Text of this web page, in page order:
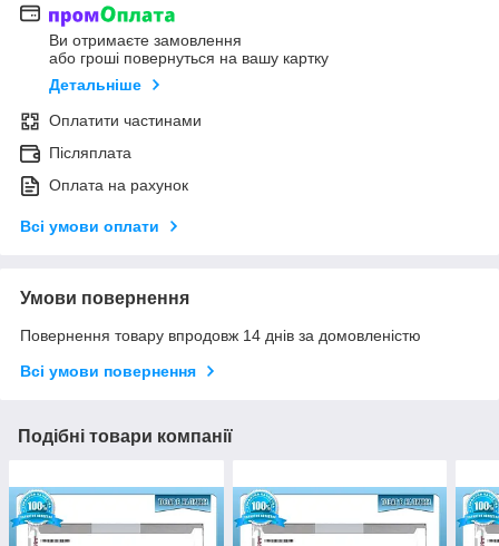
Ви отримаєте замовлення
або гроші повернуться на вашу картку
Детальніше
Оплатити частинами
Післяплата
Оплата на рахунок
Всі умови оплати
Умови повернення
Повернення товару впродовж 14 днів за домовленістю
Всі умови повернення
Подібні товари компанії